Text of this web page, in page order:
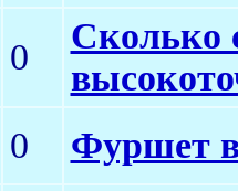
0
Сколько
0 Фуршет